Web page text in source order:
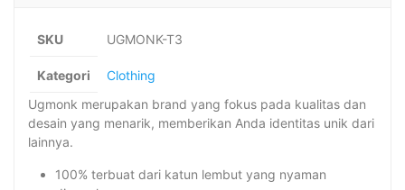
SKU UGMONK-T3
Kategori
Clothing
Ugmonk merupakan brand yang fokus pada kualitas dan
desain yang menarik, memberikan Anda identitas unik dari
lainnya.
100% terbuat dari katun lembut yang nyaman